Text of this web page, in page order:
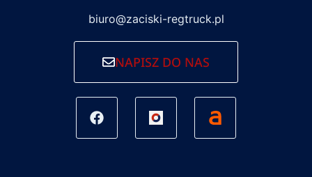
biuro@zaciski-regtruck.pl
NAPISZ DO NAS